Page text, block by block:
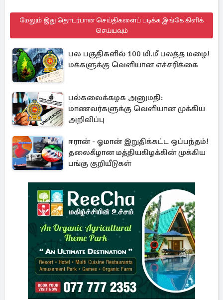
மேலும் இது தொடர்பான செய்திகளைப் படிக்க இங்கே கிளிக்
செய்யவும்
பல பகுதிகளில் 100 மி.மீ பலத்த மழை!
மக்களுக்கு வெளியான எச்சரிக்கை
பல்கலைக்கழக அனுமதி:
மாணவர்களுக்கு வெளியான முக்கிய
அறிவிப்பு
ஈரான் - ஓமான் இறுதிக்கட்ட ஒப்பந்தம்!
தலைகீழான மத்தியகிழக்கின் முக்கிய
பங்கு குறியீடுகள்